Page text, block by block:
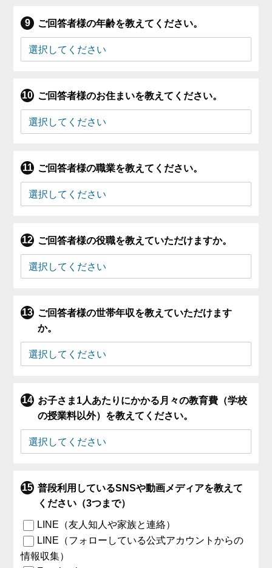
ご回答者様の年齢を教えてください。
ご回答者様のお住まいを教えてください。
ご回答者様の職業を教えてください。
ご回答者様の役職を教えていただけますか。
ご回答者様の世帯年収を教えていただけます
か。
お子さま1人あたりにかかる月々の教育費（学校
の授業料以外）を教えてください。
普段利用しているSNSや動画メディアを教えて
ください（3つまで）
LINE（友人知人や家族と連絡）
LINE（フォローしている公式アカウントからの
情報収集）